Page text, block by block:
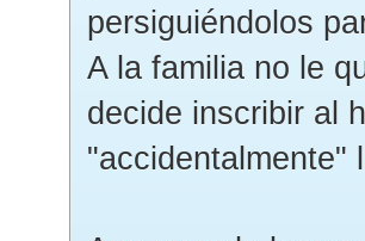
persiguiéndolos
A la familia no le
decide inscribir al
"accidentalmente"